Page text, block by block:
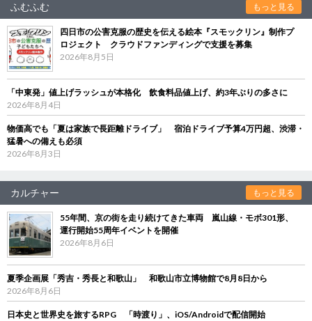
ふむふむ もっと見る
四日市の公害克服の歴史を伝える絵本『スモックリン』制作プ
ロジェクト クラウドファンディングで支援を募集
2026年8月5日
「中東発」値上げラッシュが本格化 飲食料品値上げ、約3年ぶりの多さに
2026年8月4日
物価高でも「夏は家族で長距離ドライブ」 宿泊ドライブ予算4万円超、渋滞・
猛暑への備えも必須
2026年8月3日
カルチャー もっと見る
55年間、京の街を走り続けてきた車両 嵐山線・モボ301形、
運行開始55周年イベントを開催
2026年8月6日
夏季企画展「秀吉・秀長と和歌山」 和歌山市立博物館で8月8日から
2026年8月6日
日本史と世界史を旅するRPG 「時渡り」、iOS/Androidで配信開始